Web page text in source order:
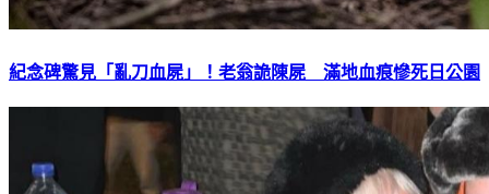
紀念碑驚見「亂刀血屍」！老翁詭陳屍 滿地血痕慘死日公園